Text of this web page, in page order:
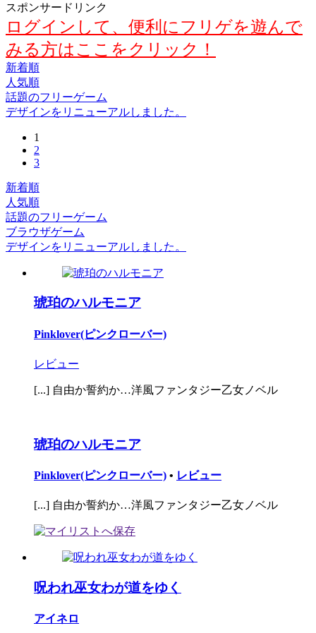
スポンサードリンク
ログインして、便利にフリゲを遊んで
みる方はここをクリック！
新着順
人気順
話題のフリーゲーム
デザインをリニューアルしました。
1
2
3
新着順
人気順
話題のフリーゲーム
ブラウザゲーム
デザインをリニューアルしました。
琥珀のハルモニア
Pinklover(ピンクローバー)
レビュー
[...] 自由か誓約か…洋風ファンタジー乙女ノベル
琥珀のハルモニア
Pinklover(ピンクローバー) • レビュー
[...] 自由か誓約か…洋風ファンタジー乙女ノベル
呪われ巫女わが道をゆく
アイネロ